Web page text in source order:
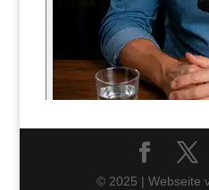
© 2025 | Webseite